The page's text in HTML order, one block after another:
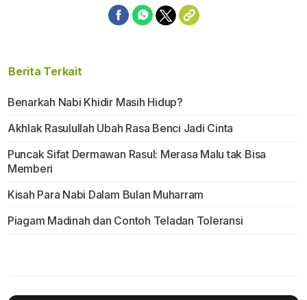
Berita Terkait
Benarkah Nabi Khidir Masih Hidup?
Akhlak Rasulullah Ubah Rasa Benci Jadi Cinta
Puncak Sifat Dermawan Rasul: Merasa Malu tak Bisa
Memberi
Kisah Para Nabi Dalam Bulan Muharram
Piagam Madinah dan Contoh Teladan Toleransi